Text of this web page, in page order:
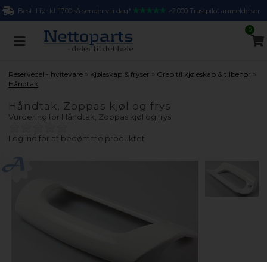
Bestill før kl. 17.00 så sender vi i dag* >2.000 Trustpilot anmeldelser
0
Reservedel - hvitevare » Kjøleskap & fryser » Grep til kjøleskap & tilbehør »
Håndtak
Håndtak, Zoppas kjøl og frys
Vurdering for Håndtak, Zoppas kjøl og frys
Log ind for at bedømme produktet